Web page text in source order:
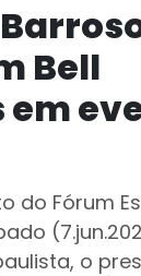
Bell
em
do Fórum
o